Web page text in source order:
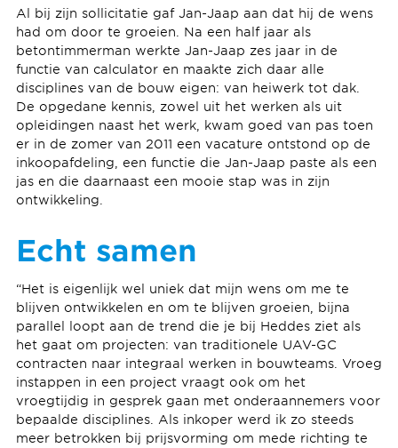
Al bij zijn sollicitatie gaf Jan-Jaap aan dat hij de wens
had om door te groeien. Na een half jaar als
betontimmerman werkte Jan-Jaap zes jaar in de
functie van calculator en maakte zich daar alle
disciplines van de bouw eigen: van heiwerk tot dak.
De opgedane kennis, zowel uit het werken als uit
opleidingen naast het werk, kwam goed van pas toen
er in de zomer van 2011 een vacature ontstond op de
inkoopafdeling, een functie die Jan-Jaap paste als een
jas en die daarnaast een mooie stap was in zijn
ontwikkeling.
Echt samen
“Het is eigenlijk wel uniek dat mijn wens om me te
blijven ontwikkelen en om te blijven groeien, bijna
parallel loopt aan de trend die je bij Heddes ziet als
het gaat om projecten: van traditionele UAV-GC
contracten naar integraal werken in bouwteams. Vroeg
instappen in een project vraagt ook om het
vroegtijdig in gesprek gaan met onderaannemers voor
bepaalde disciplines. Als inkoper werd ik zo steeds
meer betrokken bij prijsvorming om mede richting te